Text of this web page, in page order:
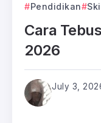
Pendidikan
Cara
2026
July 3,